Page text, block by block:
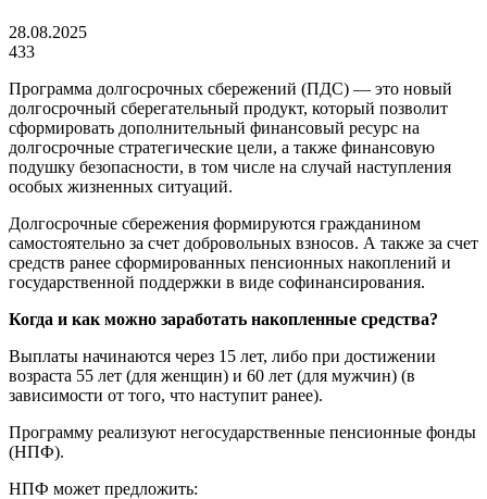
28.08.2025
433
Программа долгосрочных сбережений (ПДС) — это новый
долгосрочный сберегательный продукт, который позволит
сформировать дополнительный финансовый ресурс на
долгосрочные стратегические цели, а также финансовую
подушку безопасности, в том числе на случай наступления
особых жизненных ситуаций.
Долгосрочные сбережения формируются гражданином
самостоятельно за счет добровольных взносов. А также за счет
средств ранее сформированных пенсионных накоплений и
государственной поддержки в виде софинансирования.
Когда и как можно заработать накопленные средства?
Выплаты начинаются через 15 лет, либо при достижении
возраста 55 лет (для женщин) и 60 лет (для мужчин) (в
зависимости от того, что наступит ранее).
Программу реализуют негосударственные пенсионные фонды
(НПФ).
НПФ может предложить: